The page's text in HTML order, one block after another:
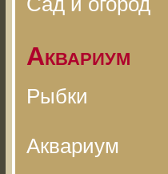
Аквариум
Рыбки
Аквариум